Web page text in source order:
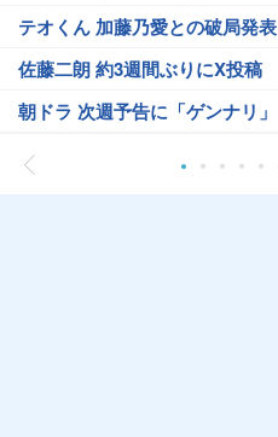
テオくん 加藤乃愛との破局発表
佐藤二朗 約3週間ぶりにX投稿
朝ドラ 次週予告に「ゲンナリ」